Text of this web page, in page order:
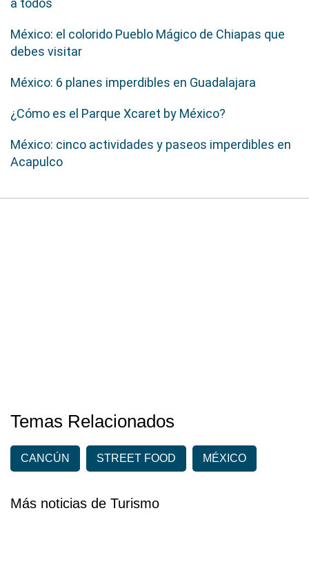
a todos
México: el colorido Pueblo Mágico de Chiapas que
debes visitar
México: 6 planes imperdibles en Guadalajara
¿Cómo es el Parque Xcaret by México?
México: cinco actividades y paseos imperdibles en
Acapulco
Temas Relacionados
CANCÚN STREET FOOD MÉXICO
Más noticias de Turismo